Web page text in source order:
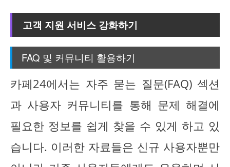
고객 지원 서비스 강화하기
FAQ 및 커뮤니티 활용하기
카페24에서는 자주 묻는 질문(FAQ) 섹션
과 사용자 커뮤니티를 통해 문제 해결에
필요한 정보를 쉽게 찾을 수 있게 하고 있
습니다. 이러한 자료들은 신규 사용자뿐만